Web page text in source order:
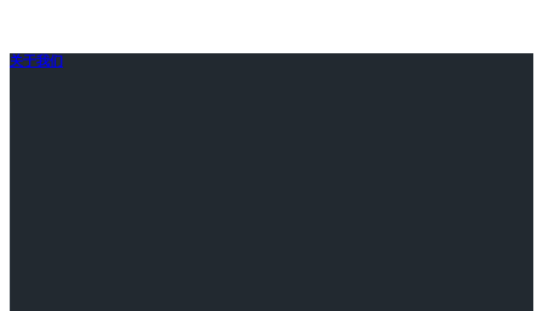
关于我们